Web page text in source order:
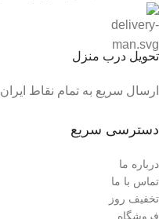
تحویل درب منزل
ارسال سریع به تمام نقاط ایران
دسترسی سریع
درباره ما
تماس با ما
تخفیف روز
فروشگاه